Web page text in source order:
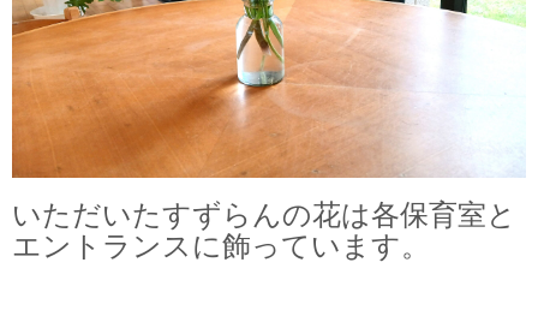
いただいたすずらんの花は各保育室と
エントランスに飾っています。